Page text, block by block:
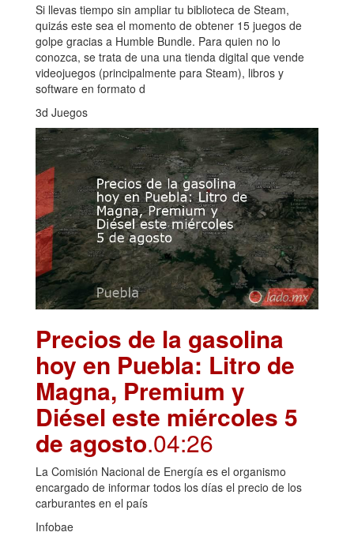
Si llevas tiempo sin ampliar tu biblioteca de Steam,
quizás este sea el momento de obtener 15 juegos de
golpe gracias a Humble Bundle. Para quien no lo
conozca, se trata de una una tienda digital que vende
videojuegos (principalmente para Steam), libros y
software en formato d
3d Juegos
Precios de la gasolina
hoy en Puebla: Litro de
Magna, Premium y
Diésel este miércoles 5
de agosto.04:26
La Comisión Nacional de Energía es el organismo
encargado de informar todos los días el precio de los
carburantes en el país
Infobae